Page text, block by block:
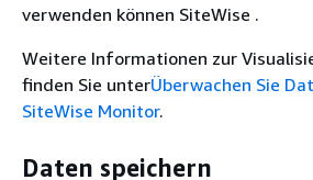
verwenden können SiteWise .
Weitere Informationen zur
finden Sie unterÜberwachen Sie
SiteWise Monitor.
Daten speichern